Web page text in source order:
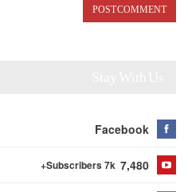
Facebook
7,480
Subscribers 7k+